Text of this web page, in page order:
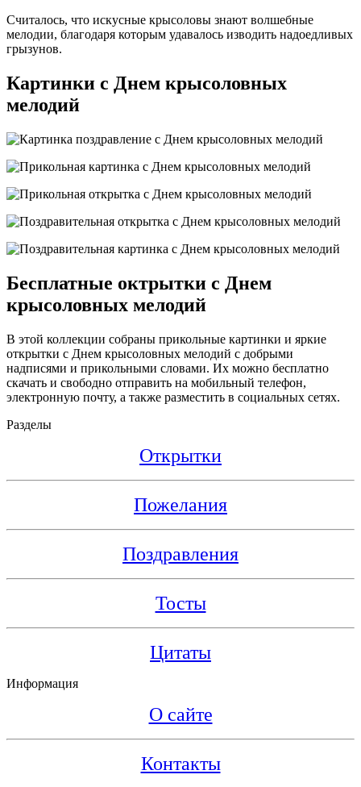
Считалось, что искусные крысоловы знают волшебные
мелодии, благодаря которым удавалось изводить надоедливых
грызунов.
Картинки с Днем крысоловных
мелодий
Бесплатные октрытки с Днем
крысоловных мелодий
В этой коллекции собраны прикольные картинки и яркие
открытки с Днем крысоловных мелодий с добрыми
надписями и прикольными словами. Их можно бесплатно
скачать и свободно отправить на мобильный телефон,
электронную почту, а также разместить в социальных сетях.
Разделы
Открытки
Пожелания
Поздравления
Тосты
Цитаты
Информация
О сайте
Контакты